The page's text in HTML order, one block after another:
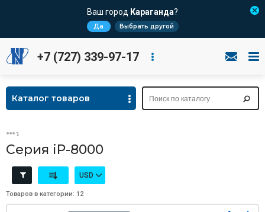
Ваш город Караганда?
Да Выбрать другой
+7 (727) 339-97-17
Каталог товаров
Серия iP-8000
USD
Товаров в категории: 12